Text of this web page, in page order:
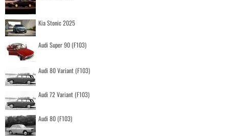
Kia Stonic 2025
Audi Super 90 (F103)
Audi 80 Variant (F103)
Audi 72 Variant (F103)
Audi 80 (F103)